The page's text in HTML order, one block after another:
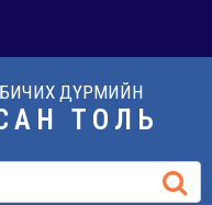
БИЧИХ ДҮРМИЙН
ТОЛЬ